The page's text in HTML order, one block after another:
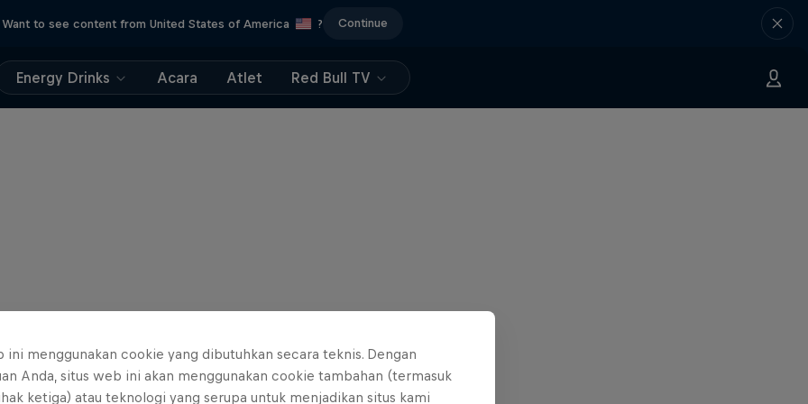
Want to see content from United States of America ? Continue
Energy Drinks Acara Atlet Red Bull TV
ini menggunakan cookie yang dibutuhkan secara teknis. Dengan
Anda, situs web ini akan menggunakan cookie tambahan (termasuk
ketiga) atau teknologi yang serupa untuk menjadikan situs kami